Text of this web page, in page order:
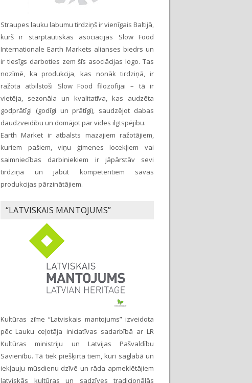
Straupes lauku labumu tirdziņš ir vienīgais Baltijā,
kurš ir starptautiskās asociācijas Slow Food
Internationale Earth Markets alianses biedrs un
ir tiesīgs darboties zem šīs asociācijas logo. Tas
nozīmē, ka produkcija, kas nonāk tirdziņā, ir
ražota atbilstoši Slow Food filozofijai – tā ir
vietēja, sezonāla un kvalitatīva, kas audzēta
godprātīgi (godīgi un prātīgi), saudzējot dabas
daudzveidību un domājot par vides ilgtspējību.
Earth Market ir atbalsts mazajiem ražotājiem,
kuriem pašiem, viņu ģimenes locekļiem vai
saimniecības darbiniekiem ir jāpārstāv sevi
tirdziņā un jābūt kompetentiem savas
produkcijas pārzinātājiem.
“LATVISKAIS MANTOJUMS”
Kultūras zīme “Latviskais mantojums” izveidota
pēc Lauku ceļotāja iniciatīvas sadarbībā ar LR
Kultūras ministriju un Latvijas Pašvaldību
Savienību. Tā tiek piešķirta tiem, kuri saglabā un
iekļauju mūsdienu dzīvē un rāda apmeklētājiem
latviskās kultūras un sadzīves tradicionālās